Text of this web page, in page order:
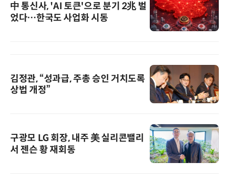
中 통신사, 'AI 토큰'으로 분기 2兆 벌
었다…한국도 사업화 시동
김정관, “성과급, 주총 승인 거치도록
상법 개정”
구광모 LG 회장, 내주 美 실리콘밸리
서 젠슨 황 재회동